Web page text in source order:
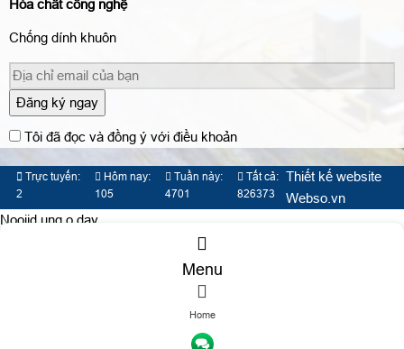
Hóa chất công nghệ
Chống dính khuôn
Đăng ký ngay
Tôi đã đọc và đồng ý với điều khoản
Trực tuyến:
2
Hôm nay:
105
Tuần này:
4701
Tất cả:
826373
Thiết kế website
Webso.vn
Menu
Home
Nooijd ung o day
TƯ VẤN DỊCH VỤ